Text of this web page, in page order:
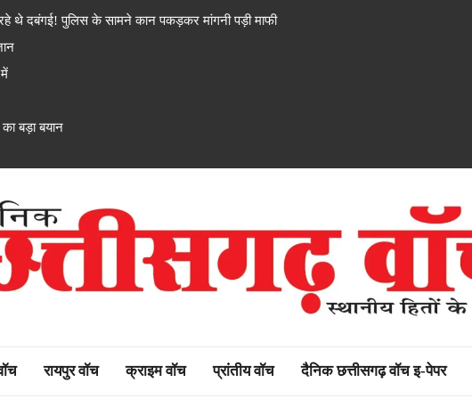
थे दबंगई! पुलिस के सामने कान पकड़कर मांगनी पड़ी माफी
बड़ा बयान
watch
रायपुर वॉच क्राइम वॉच प्रांतीय वॉच दैनिक छत्तीसगढ़ वॉच इ-पेपर